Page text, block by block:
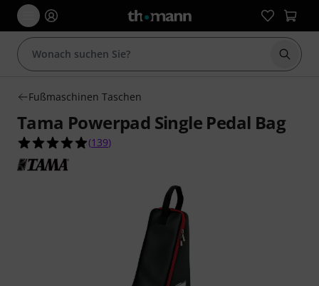
Suche
Fußmaschinen Taschen
Tama Powerpad Single Pedal Bag
4.9 von 5 Sternen aus 139 Kundenbewertungen
(139)